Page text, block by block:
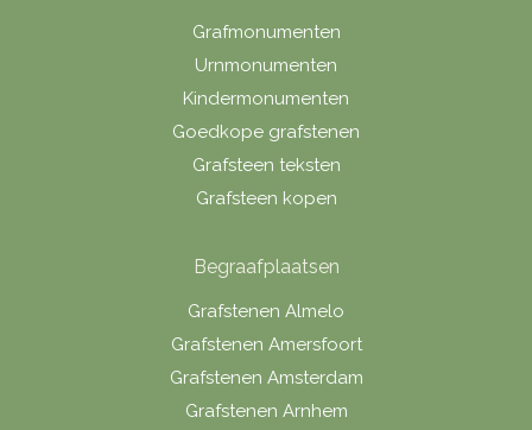
Grafmonumenten
Urnmonumenten
Kindermonumenten
Goedkope grafstenen
Grafsteen teksten
Grafsteen kopen
Begraafplaatsen
Grafstenen Almelo
Grafstenen Amersfoort
Grafstenen Amsterdam
Grafstenen Arnhem